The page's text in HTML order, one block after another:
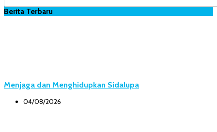
Berita Terbaru
Menjaga dan Menghidupkan Sidalupa
04/08/2026